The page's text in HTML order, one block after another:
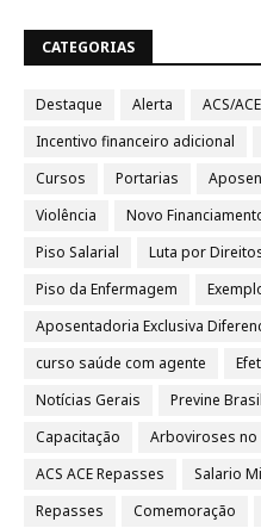
CATEGORIAS
Destaque Alerta ACS/ACE
Incentivo financeiro adicional
Cursos
Portarias
Violência
Novo
Piso Salarial
Luta por
Piso da Enfermagem
Aposentadoria Exclusiva
curso saúde com agente
Notícias Gerais
Previne Brasil
Capacitação
Arboviroses no
ACS ACE Repasses
Salario
Repasses
Comemoração